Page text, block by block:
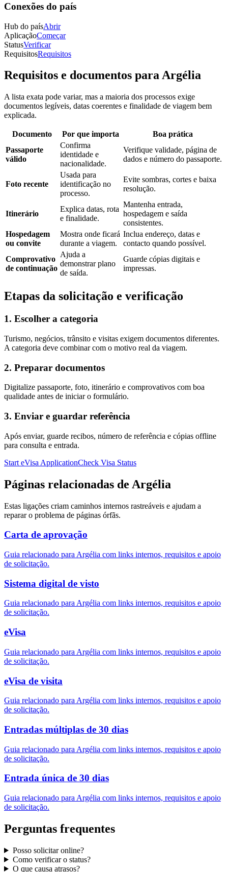
Conexões do país
Hub do paísAbrir
AplicaçãoComeçar
StatusVerificar
RequisitosRequisitos
Requisitos e documentos para Argélia
A lista exata pode variar, mas a maioria dos processos exige
documentos legíveis, datas coerentes e finalidade de viagem bem
explicada.
Documento Por que importa
Boa prática
Passaporte
válido
Confirma
identidade e
nacionalidade.
Verifique validade, página de
dados e número do passaporte.
Foto recente
Usada para
identificação no
processo.
Evite sombras, cortes e baixa
resolução.
Itinerário
Explica datas, rota
e finalidade.
Mantenha entrada,
hospedagem e saída
consistentes.
Hospedagem
ou convite
Mostra onde ficará
durante a viagem.
Inclua endereço, datas e
contacto quando possível.
Comprovativo
de continuação
Ajuda a
demonstrar plano
de saída.
Guarde cópias digitais e
impressas.
Etapas da solicitação e verificação
1. Escolher a categoria
Turismo, negócios, trânsito e visitas exigem documentos diferentes.
A categoria deve combinar com o motivo real da viagem.
2. Preparar documentos
Digitalize passaporte, foto, itinerário e comprovativos com boa
qualidade antes de iniciar o formulário.
3. Enviar e guardar referência
Após enviar, guarde recibos, número de referência e cópias offline
para consulta e entrada.
Start eVisa ApplicationCheck Visa Status
Páginas relacionadas de Argélia
Estas ligações criam caminhos internos rastreáveis e ajudam a
reparar o problema de páginas órfãs.
Carta de aprovação
Guia relacionado para Argélia com links internos, requisitos e apoio
de solicitação.
Sistema digital de visto
Guia relacionado para Argélia com links internos, requisitos e apoio
de solicitação.
eVisa
Guia relacionado para Argélia com links internos, requisitos e apoio
de solicitação.
eVisa de visita
Guia relacionado para Argélia com links internos, requisitos e apoio
de solicitação.
Entradas múltiplas de 30 dias
Guia relacionado para Argélia com links internos, requisitos e apoio
de solicitação.
Entrada única de 30 dias
Guia relacionado para Argélia com links internos, requisitos e apoio
de solicitação.
Perguntas frequentes
Posso solicitar online?
Como verificar o status?
O que causa atrasos?